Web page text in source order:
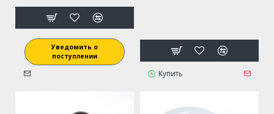
Уведомить о
поступлении
Купить